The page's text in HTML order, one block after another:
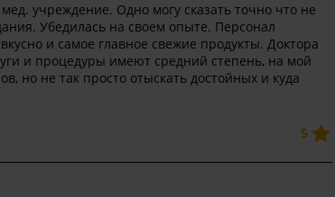
учреждение. Одно могу сказать точно что не
Убедилась на своем опыте. Персонал
и самое главное свежие продукты. Доктора
и процедуры имеют средний степень, на мой
но не так просто отыскать достойных и куда
5